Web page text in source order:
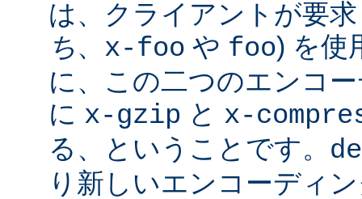
は、クライアントが要
ち、 x-foo や foo) を使
に、この二つのエンコ
に x-gzip と x-
る、ということです。
り新しいエンコーディ